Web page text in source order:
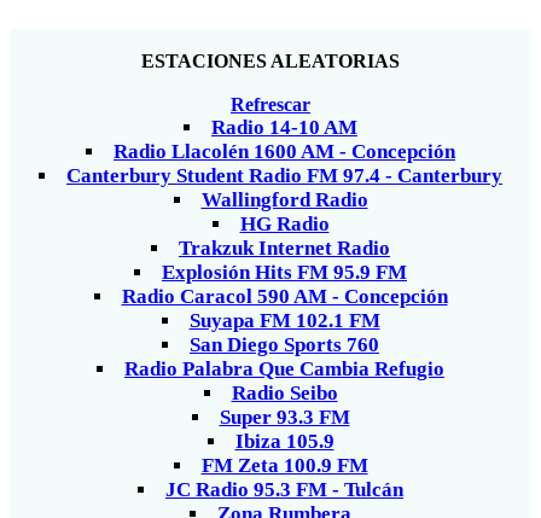
ESTACIONES ALEATORIAS
Refrescar
Radio 14-10 AM
Radio Llacolén 1600 AM - Concepción
Canterbury Student Radio FM 97.4 - Canterbury
Wallingford Radio
HG Radio
Trakzuk Internet Radio
Explosión Hits FM 95.9 FM
Radio Caracol 590 AM - Concepción
Suyapa FM 102.1 FM
San Diego Sports 760
Radio Palabra Que Cambia Refugio
Radio Seibo
Super 93.3 FM
Ibiza 105.9
FM Zeta 100.9 FM
JC Radio 95.3 FM - Tulcán
Zona Rumbera